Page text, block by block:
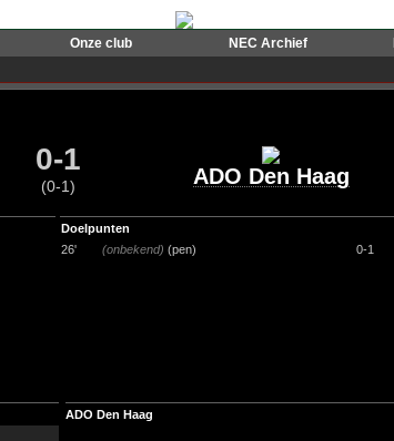
Onze club NEC Archief
0-1
(0-1) ADO Den Haag
Doelpunten
26'
(onbekend) (pen) 0-1
ADO Den Haag